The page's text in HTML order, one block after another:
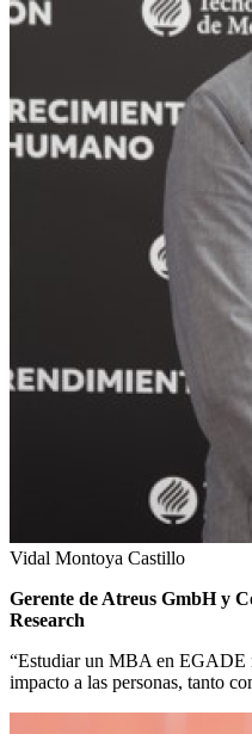
Vidal Montoya Castillo
Gerente de Atreus GmbH y
Research
“Estudiar un MBA en EGADE
impacto a las personas, tanto